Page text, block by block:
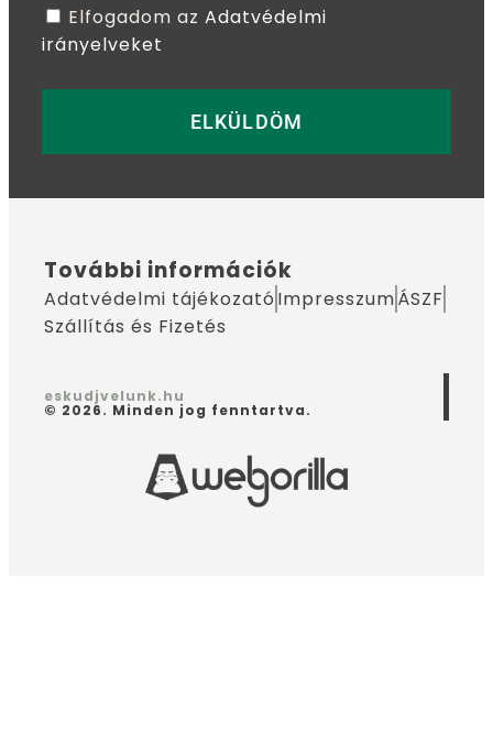
Elfogadom az Adatvédelmi
irányelveket
ELKÜLDÖM
További információk
Adatvédelmi tájékozató ImpresszumÁSZF
Szállítás és Fizetés
eskudjvelunk.hu
© 2026. Minden jog fenntartva.